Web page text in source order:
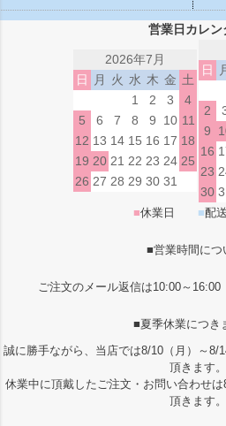
営業日カレン
2026年7月
日
月 火 水 木 金 土
1
2 3
4
5
6 7 8 9 10 11
12 13 14 15 16 17 18
19 20 21 22 23 24 25
26 27 28 29 30 31
日
2
9
16
23
30
■休業日 ■配
■営業時間につ
ご注文のメール返信は10:00～16:00
■夏季休業につき
誠に勝手ながら、当店では8/10（月）～8/
頂きます。
休業中に頂戴したご注文・お問い合わせ
頂きます。